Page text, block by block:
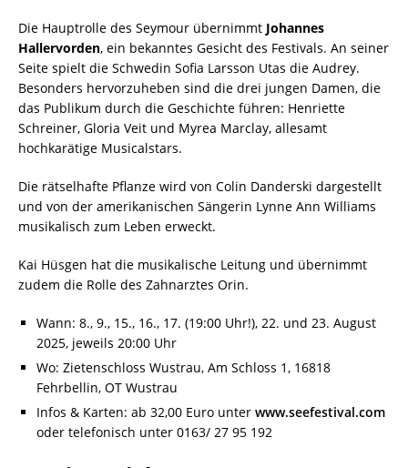
Die Hauptrolle des Seymour übernimmt Johannes
Hallervorden, ein bekanntes Gesicht des Festivals. An seiner
Seite spielt die Schwedin Sofia Larsson Utas die Audrey.
Besonders hervorzuheben sind die drei jungen Damen, die
das Publikum durch die Geschichte führen: Henriette
Schreiner, Gloria Veit und Myrea Marclay, allesamt
hochkarätige Musicalstars.
Die rätselhafte Pflanze wird von Colin Danderski dargestellt
und von der amerikanischen Sängerin Lynne Ann Williams
musikalisch zum Leben erweckt.
Kai Hüsgen hat die musikalische Leitung und übernimmt
zudem die Rolle des Zahnarztes Orin.
Wann: 8., 9., 15., 16., 17. (19:00 Uhr!), 22. und 23. August
2025, jeweils 20:00 Uhr
Wo: Zietenschloss Wustrau, Am Schloss 1, 16818
Fehrbellin, OT Wustrau
Infos & Karten: ab 32,00 Euro unter www.seefestival.com
oder telefonisch unter 0163/ 27 95 192